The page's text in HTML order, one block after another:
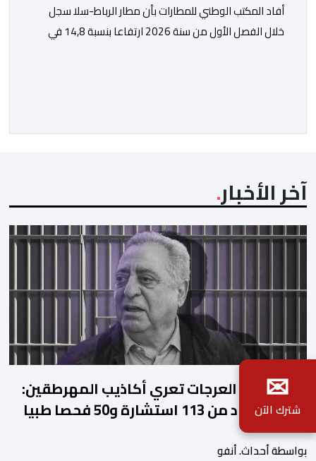
أفاد المكتب الوطني للمطارات بأن مطار الرباط-سلا سجل
خلال الفصل الأول من سنة 2026 ارتفاعا بنسبة 14,8 في
[…]
آخر الأخبار
ادارة سجن العرجات تعري أكاذيب المهرطقين:
زيان استفاد من 113 استشارة و50 فحصا طبيا
بواسطة أحداث. أنفو
✉
شترك الآن